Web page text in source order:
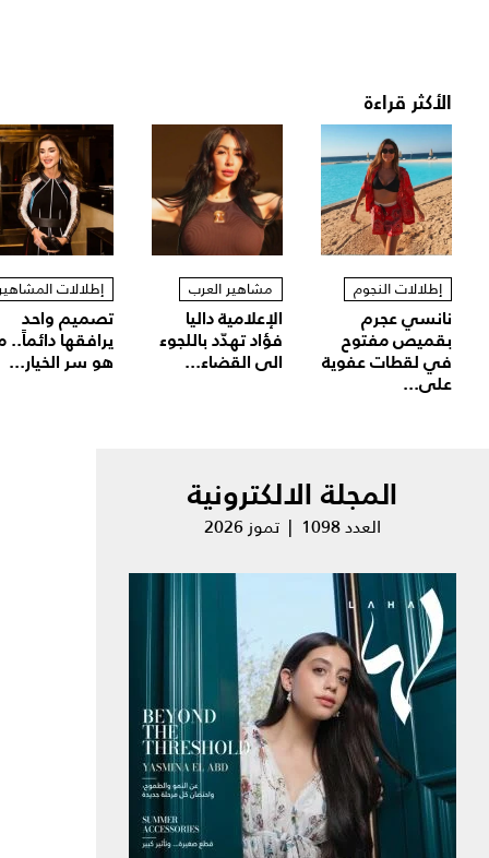
الأكثر قراءة
إطلالات النجوم
نانسي عجرم
بقميص مفتوح
في لقطات عفوية
على...
مشاهير العرب
الإعلامية داليا
فؤاد تهدّد باللجوء
الى القضاء...
إطلالات
تصميم واحد
يرافقها دائماً..
هو سر الخيار...
المجلة الالكترونية
العدد 1098 | تموز 2026